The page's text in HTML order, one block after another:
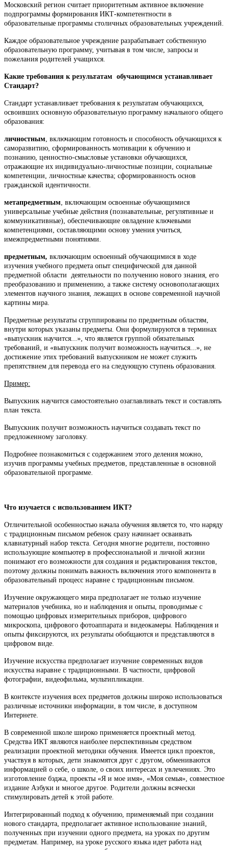
Московский регион считает приоритетным активное включение
подпрограммы формирования ИКТ-компетентности в
образовательные программы столичных образовательных учреждений.
Каждое образовательное учреждение разрабатывает собственную
образовательную программу, учитывая в том числе, запросы и
пожелания родителей учащихся.
Какие требования к результатам обучающимся устанавливает
Стандарт?
Стандарт устанавливает требования к результатам обучающихся,
освоивших основную образовательную программу начального общего
образования:
личностным , включающим готовность и способность обучающихся к
саморазвитию, сформированность мотивации к обучению и
познанию, ценностно-смысловые установки обучающихся,
отражающие их индивидуально-личностные позиции, социальные
компетенции, личностные качества; сформированность основ
гражданской идентичности.
метапредметным , включающим освоенные обучающимися
универсальные учебные действия (познавательные, регулятивные и
коммуникативные), обеспечивающие овладение ключевыми
компетенциями, составляющими основу умения учиться,
имежпредметными понятиями.
предметным, включающим освоенный обучающимися в ходе
изучения учебного предмета опыт специфической для данной
предметной области деятельности по получению нового знания, его
преобразованию и применению, а также систему основополагающих
элементов научного знания, лежащих в основе современной научной
картины мира.
Предметные результаты сгруппированы по предметным областям,
внутри которых указаны предметы. Они формулируются в терминах
«выпускник научится...», что является группой обязательных
требований, и «выпускник получит возможность научиться...», не
достижение этих требований выпускником не может служить
препятствием для перевода его на следующую ступень образования.
Пример:
Выпускник научится самостоятельно озаглавливать текст и составлять
план текста.
Выпускник получит возможность научиться создавать текст по
предложенному заголовку.
Подробнее познакомиться с содержанием этого деления можно,
изучив программы учебных предметов, представленные в основной
образовательной программе.
Что изучается с использованием ИКТ?
Отличительной особенностью начала обучения является то, что наряду
с традиционным письмом ребенок сразу начинает осваивать
клавиатурный набор текста. Сегодня многие родители, постоянно
использующие компьютер в профессиональной и личной жизни
понимают его возможности для создания и редактирования текстов,
поэтому должны понимать важность включения этого компонента в
образовательный процесс наравне с традиционным письмом.
Изучение окружающего мира предполагает не только изучение
материалов учебника, но и наблюдения и опыты, проводимые с
помощью цифровых измерительных приборов, цифрового
микроскопа, цифрового фотоаппарата и видеокамеры. Наблюдения и
опыты фиксируются, их результаты обобщаются и представляются в
цифровом виде.
Изучение искусства предполагает изучение современных видов
искусства наравне с традиционными. В частности, цифровой
фотографии, видеофильма, мультипликации.
В контексте изучения всех предметов должны широко использоваться
различные источники информации, в том числе, в доступном
Интернете.
В современной школе широко применяется проектный метод.
Средства ИКТ являются наиболее перспективным средством
реализации проектной методики обучения. Имеется цикл проектов,
участвуя в которых, дети знакомятся друг с другом, обмениваются
информацией о себе, о школе, о своих интересах и увлечениях. Это
изготовление бэджа, проекты «Я и мое имя», «Моя семья», совместное
издание Азбуки и многое другое. Родители должны всячески
стимулировать детей к этой работе.
Интегрированный подход к обучению, применяемый при создании
нового стандарта, предполагает активное использование знаний,
полученных при изучении одного предмета, на уроках по другим
предметам. Например, на уроке русского языка идет работа над